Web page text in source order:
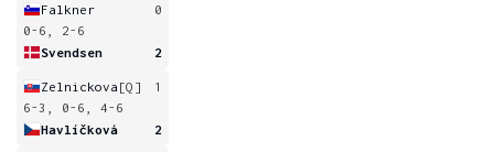
Falkner
0
0-6, 2-6
Svendsen
2
Zelnickova [Q]
1
6-3, 0-6, 4-6
Havlíčková
2